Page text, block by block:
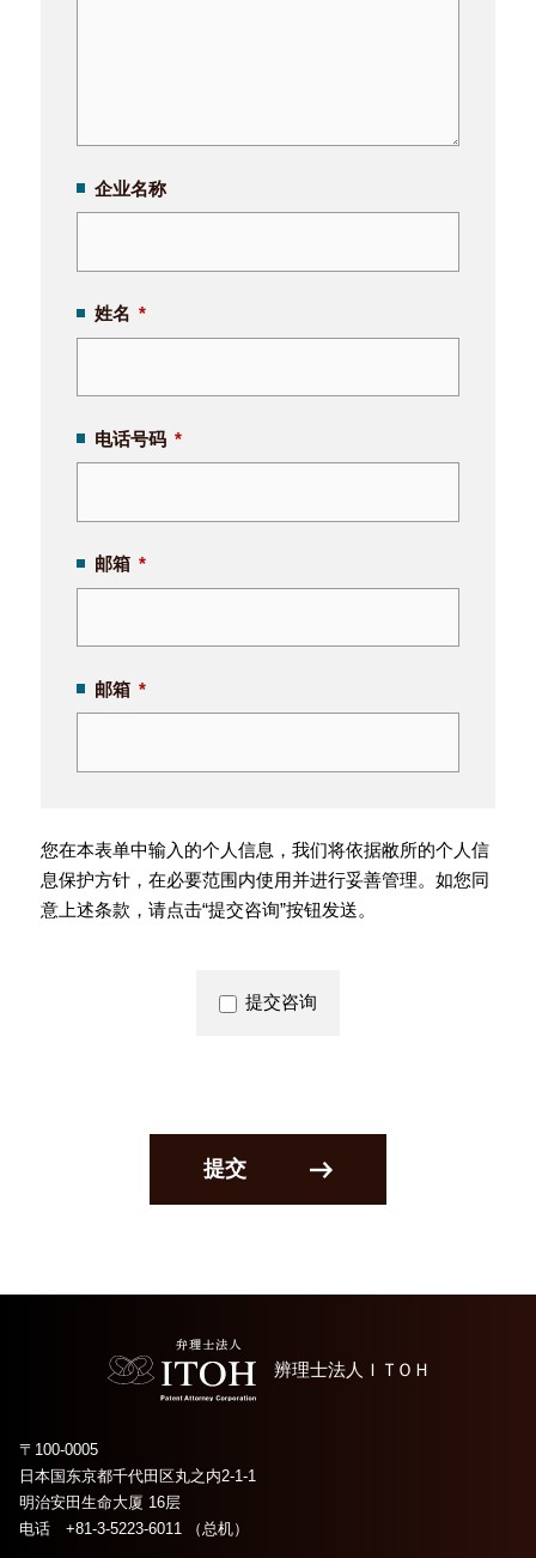
企业名称
姓名 *
电话号码 *
邮箱 *
邮箱 *
您在本表单中输入的个人信息，我们将依据敝所的个人信
息保护方针，在必要范围内使用并进行妥善管理。如您同
意上述条款，请点击“提交咨询”按钮发送。
提交咨询
提交
辨理士法人 ＩＴＯＨ
〒100-0005
日本国东京都千代田区丸之内2-1-1
明治安田生命大厦 16层
电话 +81-3-5223-6011 （总机）